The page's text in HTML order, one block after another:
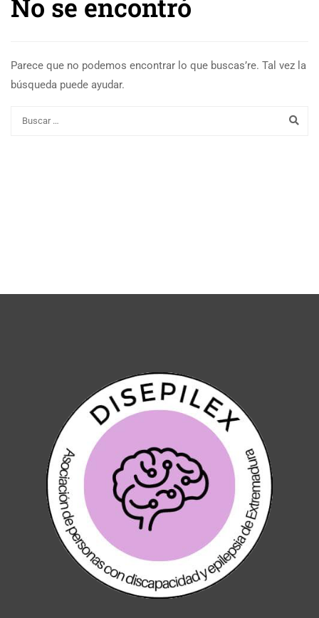
No se encontró
Parece que no podemos encontrar lo que buscas’re. Tal vez la
búsqueda puede ayudar.